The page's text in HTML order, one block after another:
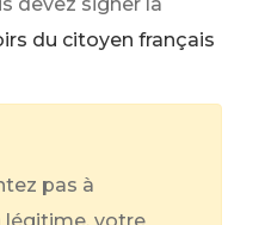
du citoyen français
pas à